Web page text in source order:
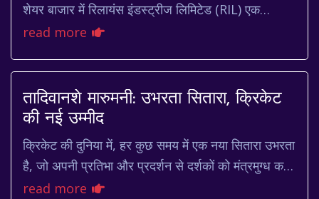
शेयर बाजार में रिलायंस इंडस्ट्रीज लिमिटेड (RIL) एक
महत्वपूर्ण कंपनी है, और इसके शेयरों की कीमत (...
read more
तादिवानशे मारुमनी: उभरता सितारा, क्रिकेट
की नई उम्मीद
क्रिकेट की दुनिया में, हर कुछ समय में एक नया सितारा उभरता
है, जो अपनी प्रतिभा और प्रदर्शन से दर्शकों को मंत्रमुग्ध कर
देता है। ऐसा ही एक नाम है तादिवा...
read more